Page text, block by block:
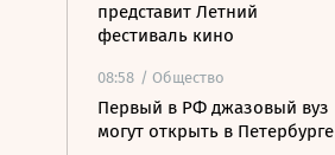
представит Летний
фестиваль кино
08:58 / Общество
Первый в РФ джазовый вуз
могут открыть в Петербурге